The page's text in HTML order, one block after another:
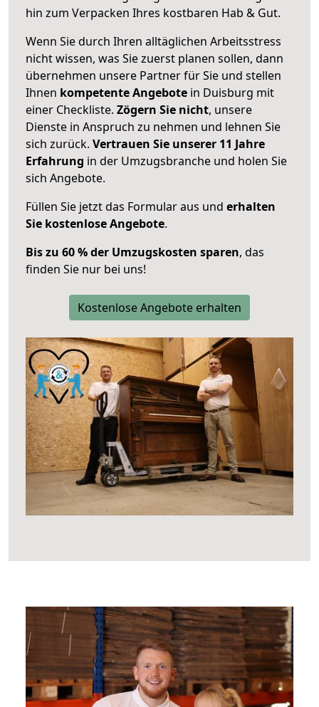
hin zum Verpacken Ihres kostbaren Hab & Gut.
Wenn Sie durch Ihren alltäglichen Arbeitsstress
nicht wissen, was Sie zuerst planen sollen, dann
übernehmen unsere Partner für Sie und stellen
Ihnen kompetente Angebote in Duisburg mit
einer Checkliste. Zögern Sie nicht, unsere
Dienste in Anspruch zu nehmen und lehnen Sie
sich zurück. Vertrauen Sie unserer 11 Jahre
Erfahrung in der Umzugsbranche und holen Sie
sich Angebote.
Füllen Sie jetzt das Formular aus und erhalten
Sie kostenlose Angebote.
Bis zu 60 % der Umzugskosten sparen, das
finden Sie nur bei uns!
Kostenlose Angebote erhalten